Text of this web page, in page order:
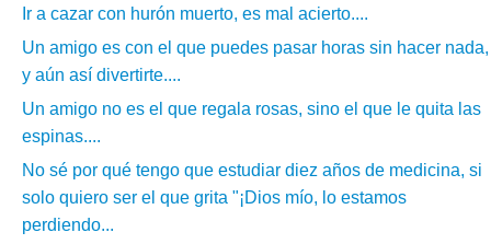
Ir a cazar con hurón muerto, es mal acierto....
Un amigo es con el que puedes pasar horas sin hacer nada,
y aún así divertirte....
Un amigo no es el que regala rosas, sino el que le quita las
espinas....
No sé por qué tengo que estudiar diez años de medicina, si
solo quiero ser el que grita "¡Dios mío, lo estamos
perdiendo...